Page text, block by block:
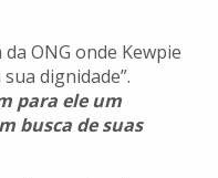
ONG onde Kewpie
dignidade”.
para ele um
busca de suas